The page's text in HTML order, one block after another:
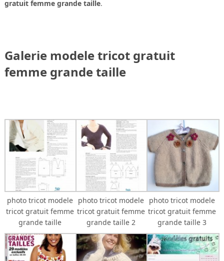
gratuit femme grande taille.
Galerie modele tricot gratuit
femme grande taille
photo tricot modele
tricot gratuit femme
grande taille
photo tricot modele
tricot gratuit femme
grande taille 2
photo tricot modele
tricot gratuit femme
grande taille 3